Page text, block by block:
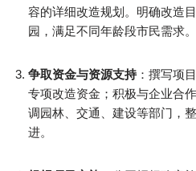
容的详细改造规划。明确改造
园，满足不同年龄段市民需求。​
争取资金与资源支持：撰写项
专项改造资金；积极与企业合
调园林、交通、建设等部门，
进。​